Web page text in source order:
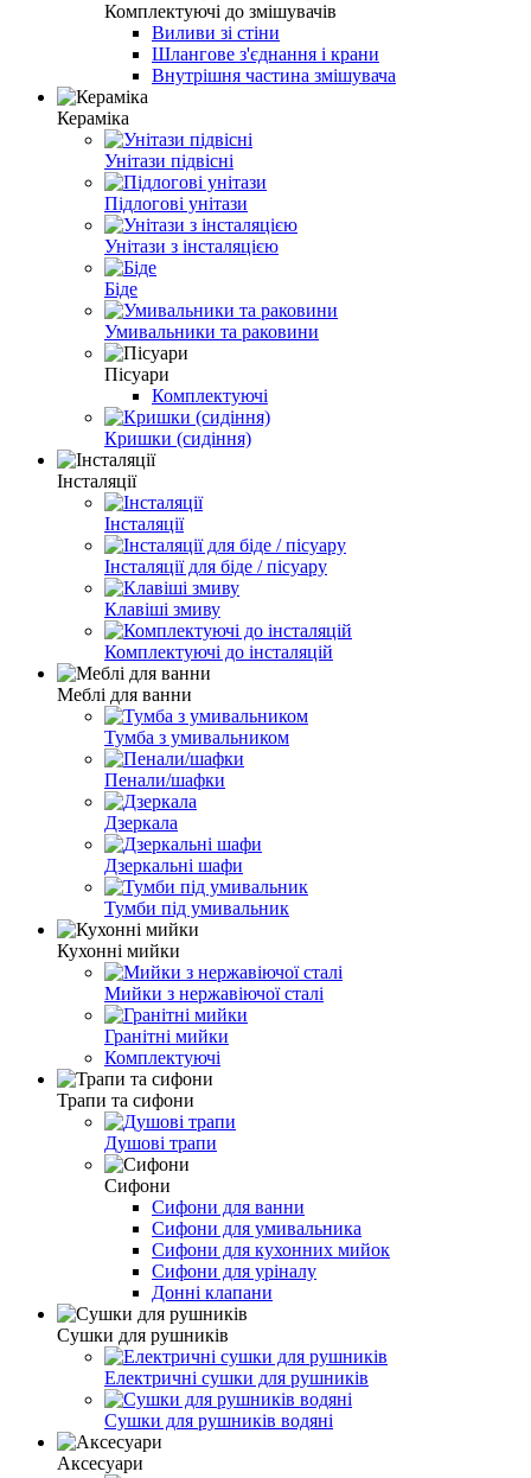
Комплектуючі до змішувачів
Виливи зі стіни
Шлангове з'єднання і крани
Внутрішня частина змішувача
Кераміка
Унітази підвісні
Підлогові унітази
Унітази з інсталяцією
Біде
Умивальники та раковини
Пісуари
Комплектуючі
Кришки (сидіння)
Інсталяції
Інсталяції
Інсталяції для біде / пісуару
Клавіші змиву
Комплектуючі до інсталяцій
Меблі для ванни
Тумба з умивальником
Пенали/шафки
Дзеркала
Дзеркальні шафи
Тумби під умивальник
Кухонні мийки
Мийки з нержавіючої сталі
Гранітні мийки
Комплектуючі
Трапи та сифони
Душові трапи
Сифони
Сифони для ванни
Сифони для умивальника
Сифони для кухонних мийок
Сифони для уріналу
Донні клапани
Сушки для рушників
Електричні сушки для рушників
Сушки для рушників водяні
Аксесуари